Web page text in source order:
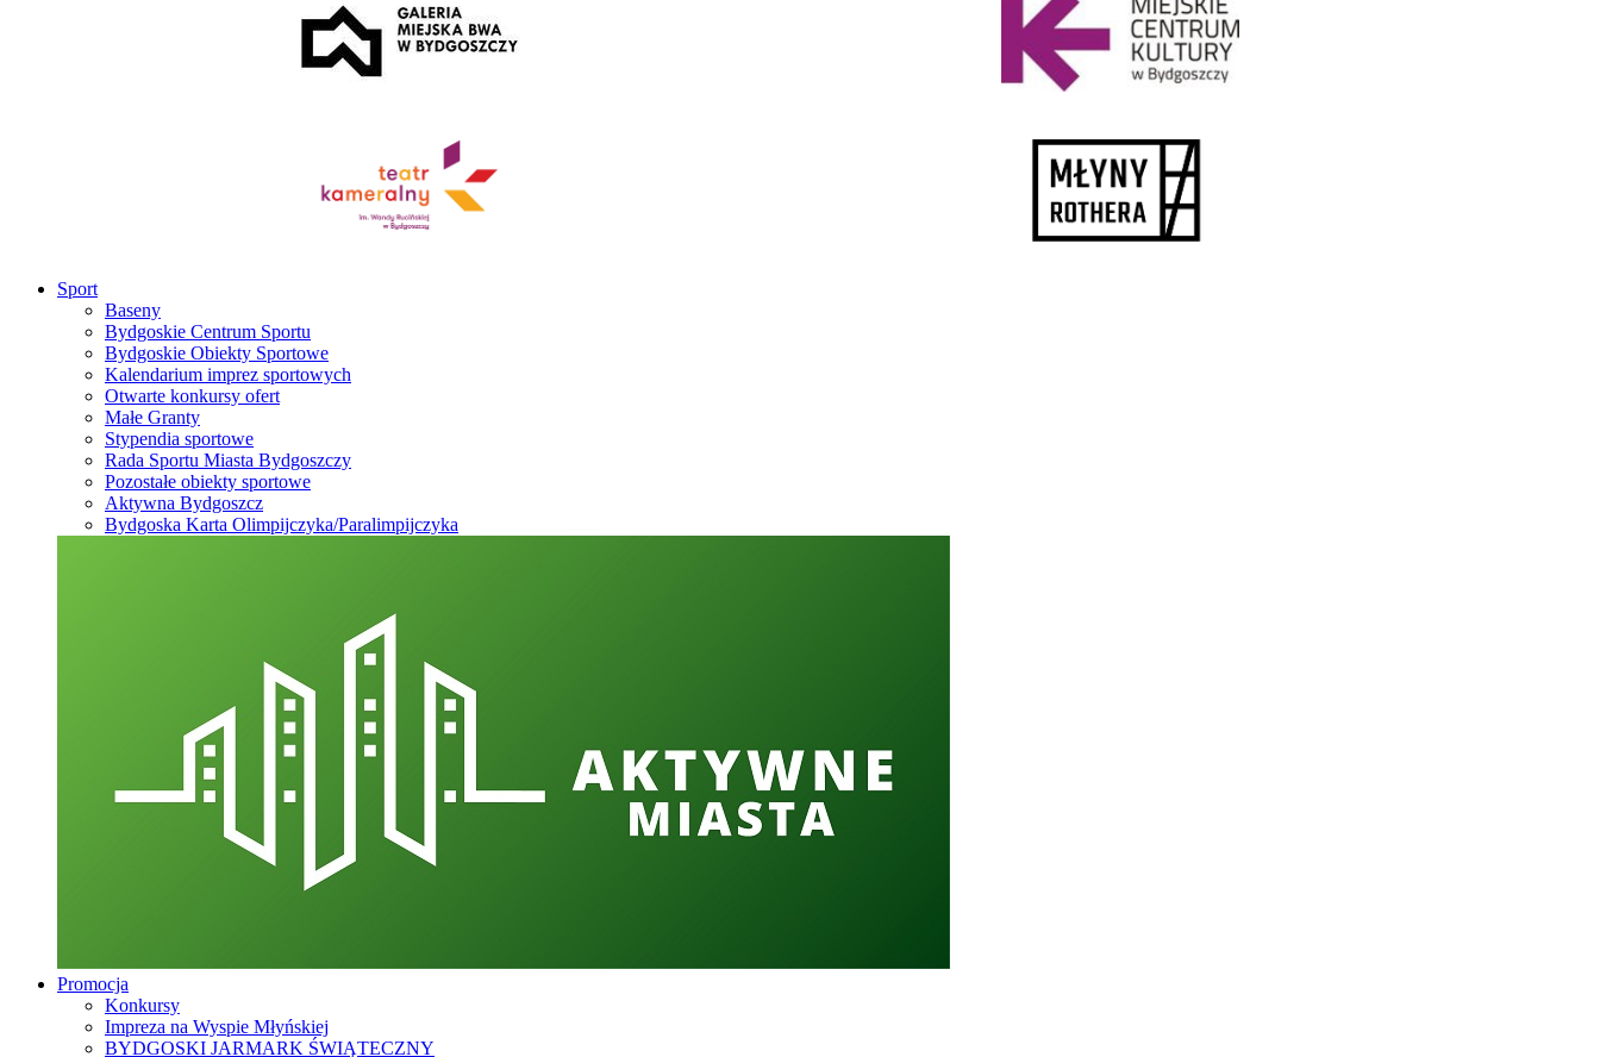
Sport
Baseny
Bydgoskie Centrum Sportu
Bydgoskie Obiekty Sportowe
Kalendarium imprez sportowych
Otwarte konkursy ofert
Małe Granty
Stypendia sportowe
Rada Sportu Miasta Bydgoszczy
Pozostałe obiekty sportowe
Aktywna Bydgoszcz
Bydgoska Karta Olimpijczyka/Paralimpijczyka
Promocja
Konkursy
Impreza na Wyspie Młyńskiej
BYDGOSKI JARMARK ŚWIĄTECZNY